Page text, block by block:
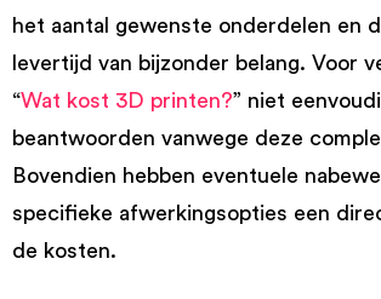
het aantal gewenste onderdelen en
levertijd van bijzonder belang. Voor
“Wat kost 3D printen?” niet
beantwoorden vanwege deze
Bovendien hebben eventuele
specifieke afwerkingsopties een
de kosten.